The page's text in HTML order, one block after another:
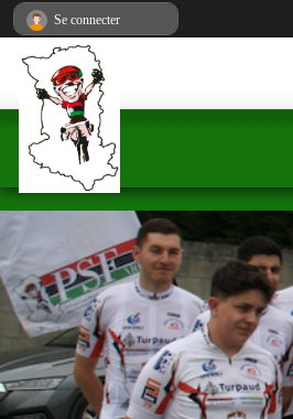
Se connecter
Panneau de gestion des cookies